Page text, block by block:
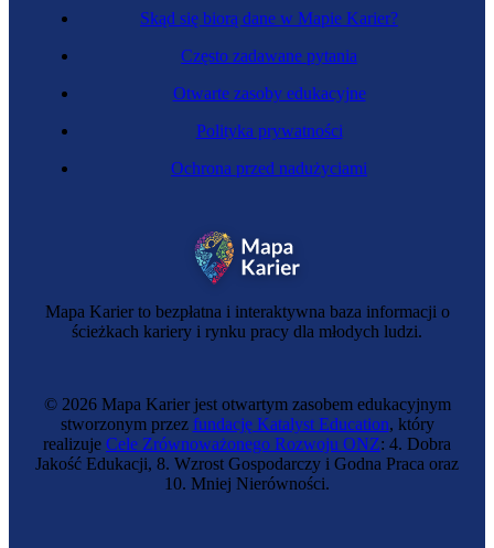
Specjalistka teledetekcji
Mapa Karier to bezpłatna i interaktywna baza informacji o
ścieżkach kariery i rynku pracy dla młodych ludzi.
Skąd się biorą dane w Mapie Karier?
Często zadawane pytania
Otwarte zasoby edukacyjne
Polityka prywatności
Ochrona przed nadużyciami
© 2026 Mapa Karier jest otwartym zasobem edukacyjnym
stworzonym przez fundację Katalyst Education, który
realizuje Cele Zrównoważonego Rozwoju ONZ: 4. Dobra
Jakość Edukacji, 8. Wzrost Gospodarczy i Godna Praca oraz
10. Mniej Nierówności.